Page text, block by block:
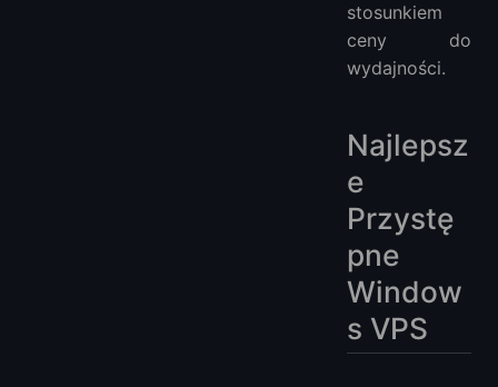
stosunkiem
ceny do
wydajności.
Najlepsz
e
Przystę
pne
Window
s VPS